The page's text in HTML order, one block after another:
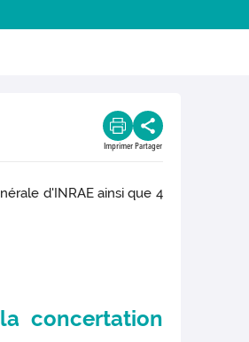
Imprimer Partager
d'INRAE ainsi que 4
concertation